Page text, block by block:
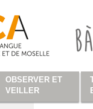
OBSERVER ET
VEILLER